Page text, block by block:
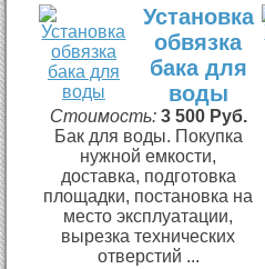
Установка
обвязка
бака для
воды
Стоимость: 3 500 Руб.
Бак для воды. Покупка
нужной емкости,
доставка, подготовка
площадки, постановка на
место эксплуатации,
вырезка технических
отверстий ...